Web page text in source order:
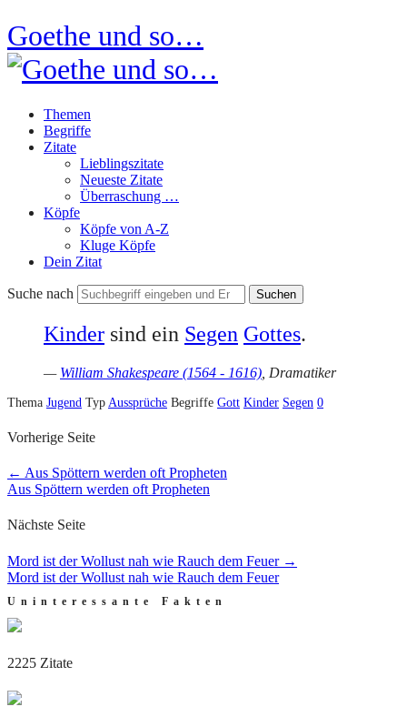
Goethe und so…
Themen
Begriffe
Zitate
Lieblingszitate
Neueste Zitate
Überraschung …
Köpfe
Köpfe von A-Z
Kluge Köpfe
Dein Zitat
Suche nach
Kinder sind ein Segen Gottes.
— William Shakespeare (1564 - 1616) , Dramatiker
Thema Jugend Typ Aussprüche Begriffe Gott Kinder Segen 0
Vorherige Seite
← Aus Spöttern werden oft Propheten
Aus Spöttern werden oft Propheten
Nächste Seite
Mord ist der Wollust nah wie Rauch dem Feuer →
Mord ist der Wollust nah wie Rauch dem Feuer
Uninteressante Fakten
2225 Zitate